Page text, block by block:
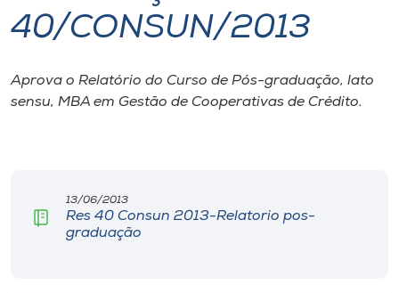
I.nova
Diplomados
40/CONSUN/2013
Aprova o Relatório do Curso de Pós-graduação, lato
sensu, MBA em Gestão de Cooperativas de Crédito.
13/06/2013
Res 40 Consun 2013-Relatorio pos-
graduação